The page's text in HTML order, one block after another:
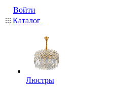
Войти
Каталог
Люстры